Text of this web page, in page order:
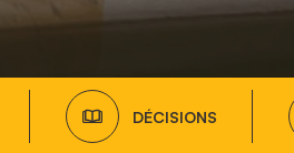
DÉCISIONS